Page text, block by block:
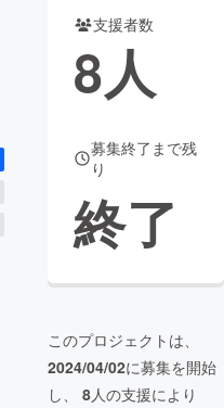
支援者数
8人
募集終了まで残
り
終了
このプロジェクトは、
2024/04/02に募集を開始
し、 8人の支援により